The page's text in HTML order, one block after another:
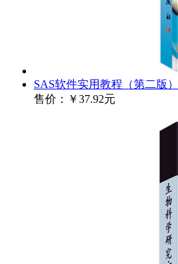
SAS软件实用教程（第二版）
售价：
￥37.92元